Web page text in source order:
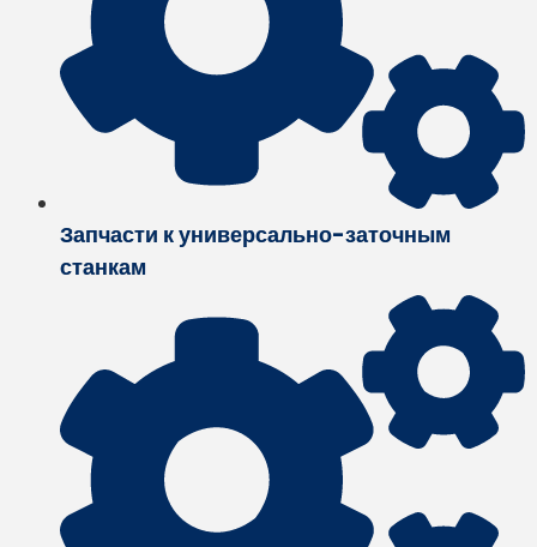
Запчасти к универсально-заточным
станкам